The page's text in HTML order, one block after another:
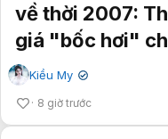
về thời 2007:
giá "bốc hơi"
Kiều My ✔
8 giờ trước